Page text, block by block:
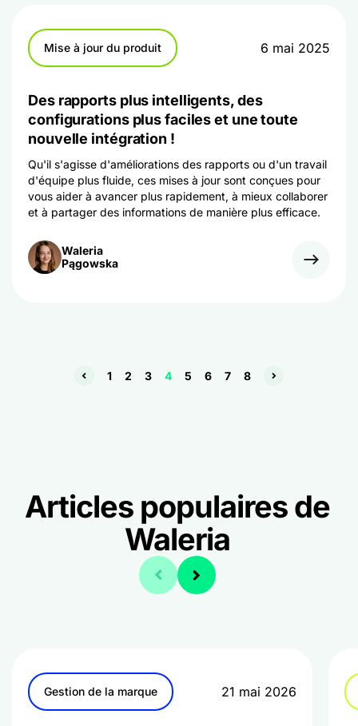
Mise à jour du produit 6 mai 2025
Des rapports plus intelligents, des
configurations plus faciles et une toute
nouvelle intégration !
Qu'il s'agisse d'améliorations des rapports ou d'un travail
d'équipe plus fluide, ces mises à jour sont conçues pour
vous aider à avancer plus rapidement, à mieux collaborer
et à partager des informations de manière plus efficace.
Waleria
Pągowska
1 2 3 4 5 6 7 8
Articles populaires de
Waleria
Gestion de la marque 21 mai 2026